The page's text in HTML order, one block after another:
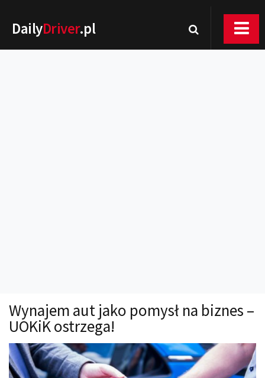
DailyDriver.pl
Technika jazdy
Oświetlenie
Kalkulatory
Przelicznik mocy
Wynajem aut jako pomysł na biznes –
UOKiK ostrzega!